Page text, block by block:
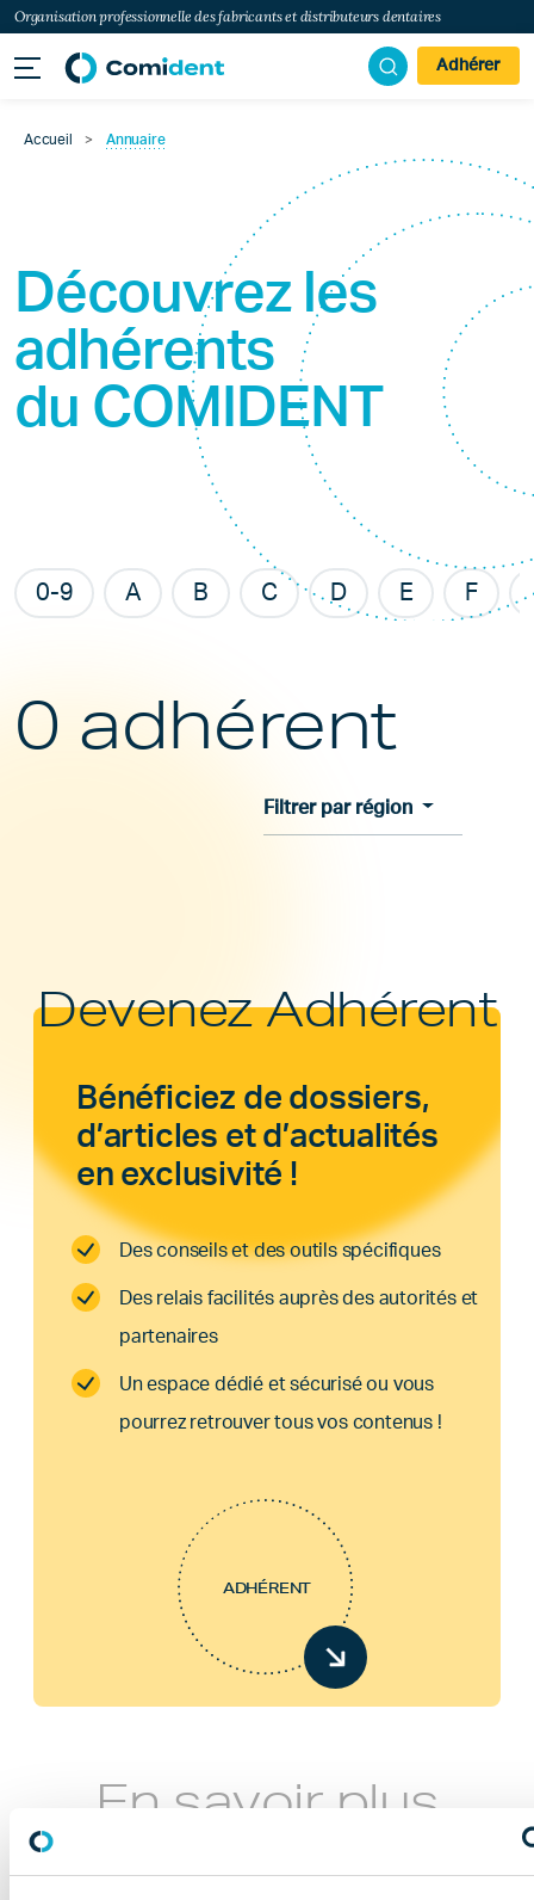
Organisation professionnelle des fabricants et distributeurs dentaires
Adhérer
Accueil > Annuaire
Découvrez les
adhérents
du COMIDENT
0-9 A B C D E F
0 adhérent
Filtrer par région
Devenez Adhérent
Bénéficiez de dossiers,
d’articles et d’actualités
en exclusivité !
Des conseils et des outils spécifiques
Des relais facilités auprès des autorités et
partenaires
Un espace dédié et sécurisé ou vous
pourrez retrouver tous vos contenus !
ADHÉRENT
En savoir plus